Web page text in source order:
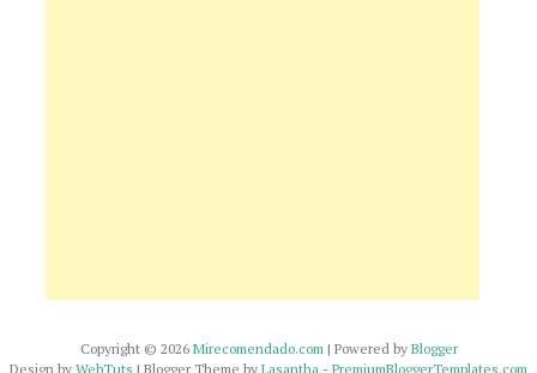
Copyright © 2026 Mirecomendado.com| Powered by Blogger
Design by WebTuts | Blogger Theme by Lasantha - PremiumBloggerTemplates.com